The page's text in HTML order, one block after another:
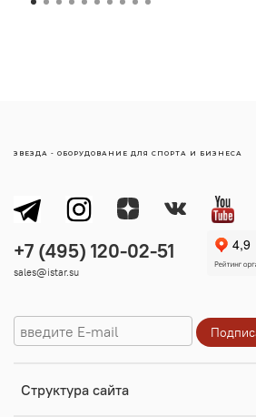
Cтруктура сайта
sales@istar.su
ЗВЕЗДА - ОБОРУДОВАНИЕ ДЛЯ СПОРТА И БИЗНЕСА